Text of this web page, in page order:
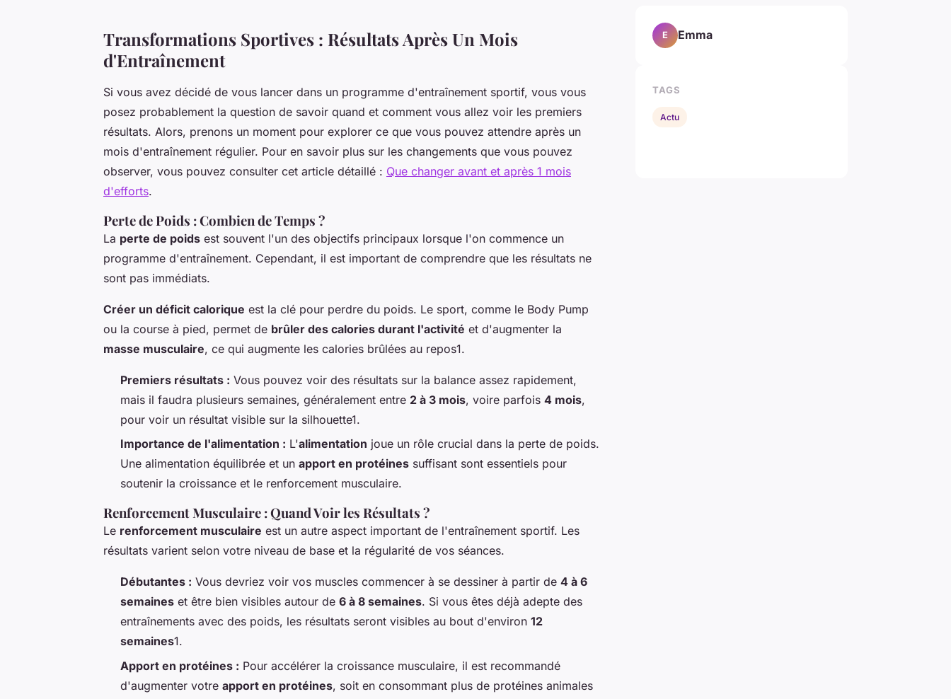
Transformations Sportives : Résultats Après Un Mois
d'Entraînement
Si vous avez décidé de vous lancer dans un programme d'entraînement sportif, vous vous
posez probablement la question de savoir quand et comment vous allez voir les premiers
résultats. Alors, prenons un moment pour explorer ce que vous pouvez attendre après un
mois d'entraînement régulier. Pour en savoir plus sur les changements que vous pouvez
observer, vous pouvez consulter cet article détaillé : Que changer avant et après 1 mois
d'efforts.
Perte de Poids : Combien de Temps ?
La perte de poids est souvent l'un des objectifs principaux lorsque l'on commence un
programme d'entraînement. Cependant, il est important de comprendre que les résultats ne
sont pas immédiats.
Créer un déficit calorique est la clé pour perdre du poids. Le sport, comme le Body Pump
ou la course à pied, permet de brûler des calories durant l'activité et d'augmenter la
masse musculaire, ce qui augmente les calories brûlées au repos1.
Premiers résultats : Vous pouvez voir des résultats sur la balance assez rapidement,
mais il faudra plusieurs semaines, généralement entre 2 à 3 mois, voire parfois 4 mois,
pour voir un résultat visible sur la silhouette1.
Importance de l'alimentation : L'alimentation joue un rôle crucial dans la perte de poids.
Une alimentation équilibrée et un apport en protéines suffisant sont essentiels pour
soutenir la croissance et le renforcement musculaire.
Renforcement Musculaire : Quand Voir les Résultats ?
Le renforcement musculaire est un autre aspect important de l'entraînement sportif. Les
résultats varient selon votre niveau de base et la régularité de vos séances.
Débutantes : Vous devriez voir vos muscles commencer à se dessiner à partir de 4 à 6
semaines et être bien visibles autour de 6 à 8 semaines. Si vous êtes déjà adepte des
entraînements avec des poids, les résultats seront visibles au bout d'environ 12
semaines1.
Apport en protéines : Pour accélérer la croissance musculaire, il est recommandé
d'augmenter votre apport en protéines, soit en consommant plus de protéines animales
E Emma
TAGS
Actu